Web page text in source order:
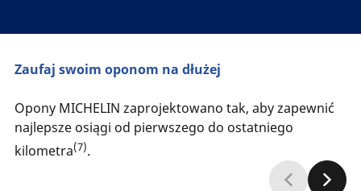
Zaufaj swoim oponom na dłużej
Opony MICHELIN zaprojektowano tak, aby zapewnić
najlepsze osiągi od pierwszego do ostatniego
kilometra(7).